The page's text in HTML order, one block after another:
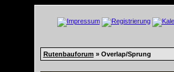
Rutenbauforum » Overlap/Sprung